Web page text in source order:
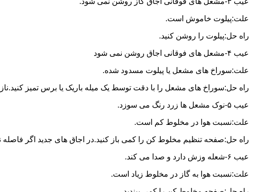
علت:پیلوت خاموش است.
راه حل:پیلوت را روشن کنید.
عیب ۴-مشعل های فوقانی اجاق روشن نمی شود
علت:سوراخ های مشعل یا پیلوت مسدود شده.
راه حل:سوراخ های مشعل را با دقت توسط یک میله باریک یا برس تمیز کنید.نازل
عیب ۵-نوک مشعل ها زرد رنگ می سوزد.
علت:نسبت هوا در مخلوط کم است.
راه حل:صفحه تنظیم مخلوط کن را کمی باز کنید.در اجاق های جدید اگر فاصله
عیب ۶-شعله وزش دارد و صدا می کند.
علت:نسبت هوا به گاز در مخلوط زیاد است.